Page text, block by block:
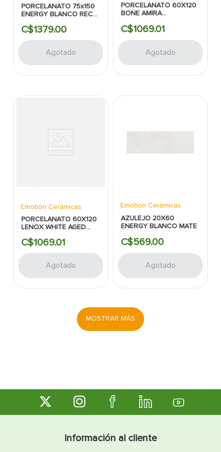
PORCELANATO 75x150
ENERGY BLANCO RECT
C$1379.00
Agotado
PORCELANATO 60X120
BONE AMIRA
C$1069.01
Agotado
Emotion Cerámicas
PORCELANATO 60X120
LENOX WHITE AGED
C$1069.01
Agotado
Emotion Cerámicas
AZULEJO 20X60
ENERGY BLANCO MATE
C$569.00
Agotado
MOSTRAR MÁS
Información al cliente